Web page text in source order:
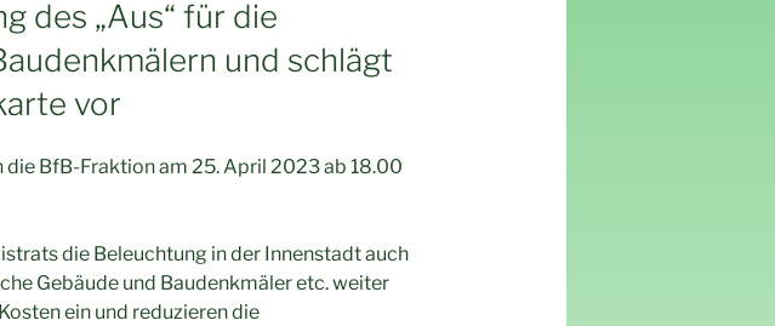
des „Aus“ für die
und schlägt
vor
BfB-Fraktion am 25. April 2023 ab 18.00
die Beleuchtung in der Innenstadt auch
Gebäude und Baudenkmäler etc. weiter
ein und reduzieren die